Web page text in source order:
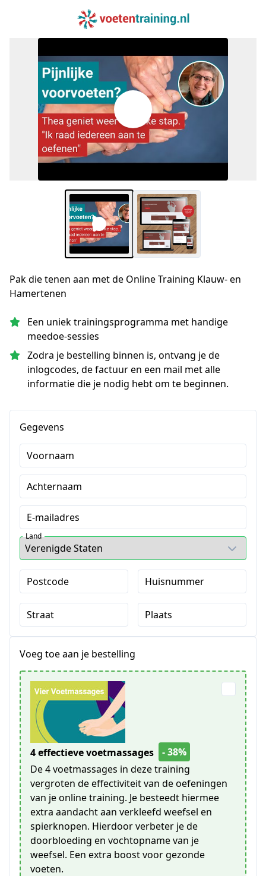
Pak die tenen aan met de Online Training Klauw- en
Hamertenen
Een uniek trainingsprogramma met handige
meedoe-sessies
Zodra je bestelling binnen is, ontvang je de
inlogcodes, de factuur en een mail met alle
informatie die je nodig hebt om te beginnen.
Gegevens
Voornaam
Achternaam
E-mailadres
Land
Postcode Huisnummer
Straat Plaats
Voeg toe aan je bestelling
4 effectieve voetmassages
- 38%
De 4 voetmassages in deze training
vergroten de effectiviteit van de oefeningen
van je online training. Je besteedt hiermee
extra aandacht aan verkleefd weefsel en
spierknopen. Hierdoor verbeter je de
doorbloeding en vochtopname van je
weefsel. Een extra boost voor gezonde
voeten.